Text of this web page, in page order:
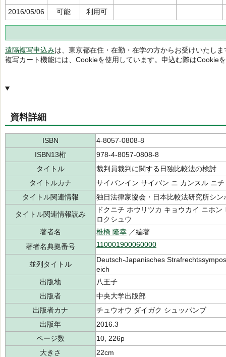
2016/05/06
可能 利用可
遠隔複写申込みは、東京都在住・在勤・在学の方からお受けいたしま
複写カート機能には、Cookieを使用しています。申込む際はCookie
資料詳細
ISBN
4-8057-0808-8
ISBN13桁
978-4-8057-0808-8
タイトル
裁判員裁判に関する日独比較法の検討
タイトルカナ
サイバンイン サイバン ニ カンスル ニ
タイトル関連情報
独日法律家協会・日本比較法研究所シン
タイトル関連情報読み
ドクニチ ホウリツカ キョウカイ ニホ
ロクシュウ
著者名
椎橋 隆幸 ／編著
著者名典拠番号
110001900060000
並列タイトル
Deutsch‐Japanisches
eich
出版地
八王子
出版者
中央大学出版部
出版者カナ
チュウオウ ダイガク シュッパンブ
出版年
2016.3
ページ数
10, 226p
大きさ
22cm